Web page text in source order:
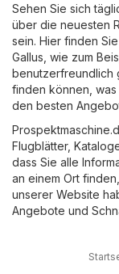
Sehen Sie sich
über die neuesten
sein. Hier finden
Gallus, wie zum
benutzerfreundlich
finden können, was
den besten
Flugblätter,
dass Sie alle
an einem Ort
unserer Website
Angebote und